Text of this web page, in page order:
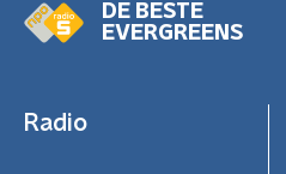
DE BESTE
EVERGREENS
Radio